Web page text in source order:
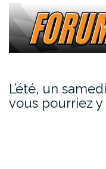
L’été, un
vous pourriez